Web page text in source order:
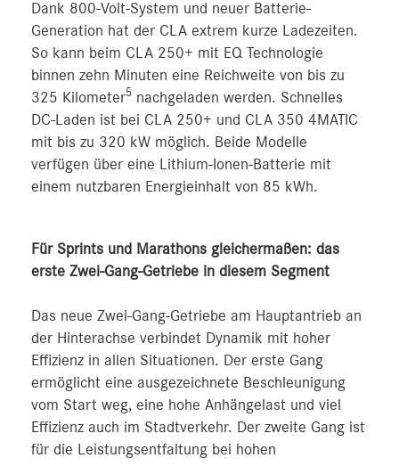
Dank 800-Volt-System und neuer Batterie-
Generation hat der CLA extrem kurze Ladezeiten.
So kann beim CLA 250+ mit EQ Technologie
binnen zehn Minuten eine Reichweite von bis zu
325 Kilometer5 nachgeladen werden. Schnelles
DC-Laden ist bei CLA 250+ und CLA 350 4MATIC
mit bis zu 320 kW möglich. Beide Modelle
verfügen über eine Lithium-Ionen-Batterie mit
einem nutzbaren Energieinhalt von 85 kWh.
Für Sprints und Marathons gleichermaßen: das
erste Zwei-Gang-Getriebe in diesem Segment
Das neue Zwei-Gang-Getriebe am Hauptantrieb an
der Hinterachse verbindet Dynamik mit hoher
Effizienz in allen Situationen. Der erste Gang
ermöglicht eine ausgezeichnete Beschleunigung
vom Start weg, eine hohe Anhängelast und viel
Effizienz auch im Stadtverkehr. Der zweite Gang ist
für die Leistungsentfaltung bei hohen